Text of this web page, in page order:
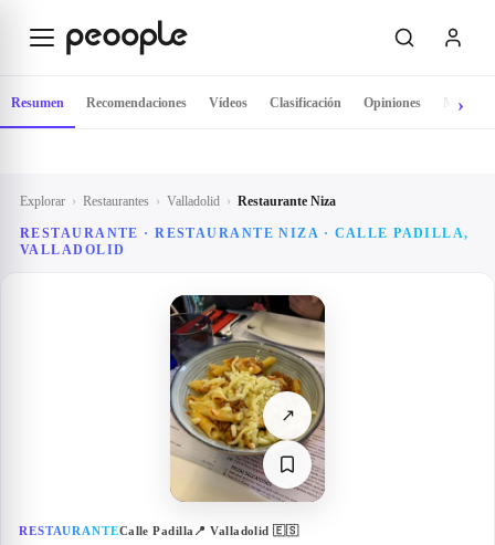
Explorar › Restaurantes › Valladolid › Restaurante Niza
RESTAURANTE · RESTAURANTE NIZA · CALLE PADILLA,
VALLADOLID
↗
RESTAURANTECalle Padilla 📍Valladolid 🇪🇸
Resumen Recomendaciones Vídeos Clasificación Opiniones Mapa